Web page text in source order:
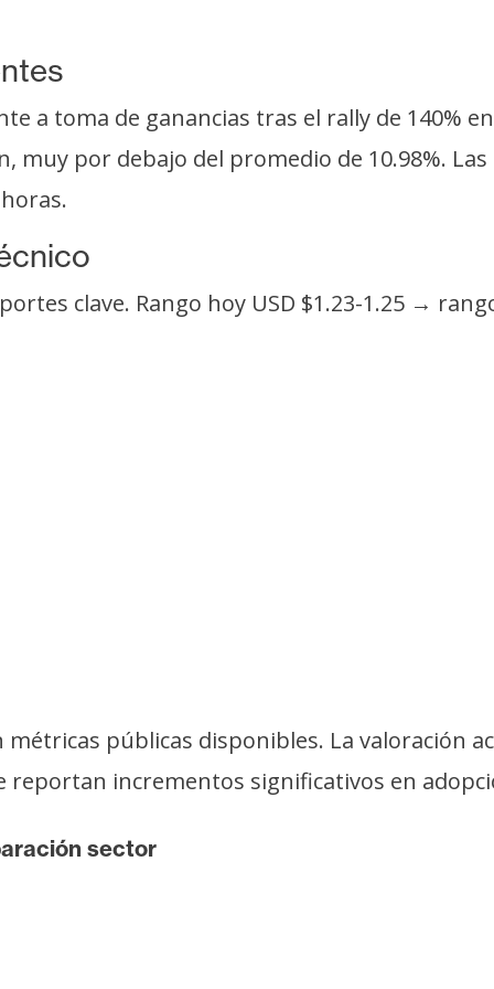
a toma de ganancias tras el rally de 140%
muy por debajo del promedio de 10.98%.
clave. Rango hoy USD $1.23-1.25 →
públicas disponibles. La valoración
incrementos significativos en
sector